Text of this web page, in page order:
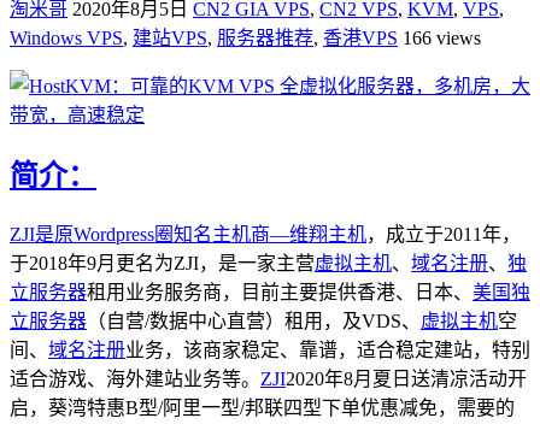
淘米哥 2020年8月5日 CN2 GIA VPS, CN2 VPS, KVM, VPS,
Windows VPS, 建站VPS, 服务器推荐, 香港VPS 166 views
简介：
ZJI是原Wordpress圈知名主机商—维翔主机，成立于2011年，
于2018年9月更名为ZJI，是一家主营虚拟主机、 域名注册、 独
立服务器租用业务服务商，目前主要提供香港、日本、 美国独
立服务器 （自营/数据中心直营）租用，及VDS、 虚拟主机空
间、 域名注册业务，该商家稳定、靠谱，适合稳定建站，特别
适合游戏、海外建站业务等。 ZJI2020年8月夏日送清凉活动开
启，葵湾特惠B型/阿里一型/邦联四型下单优惠减免，需要的